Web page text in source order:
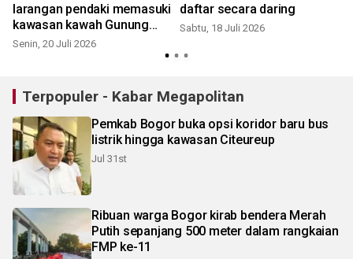
larangan pendaki memasuki
kawasan kawah Gunung
Ciremai
Senin, 20 Juli 2026
daftar secara daring
Sabtu, 18 Juli 2026
Terpopuler - Kabar Megapolitan
Pemkab Bogor buka opsi koridor baru bus
listrik hingga kawasan Citeureup
Jul 31st
Ribuan warga Bogor kirab bendera Merah
Putih sepanjang 500 meter dalam rangkaian
FMP ke-11